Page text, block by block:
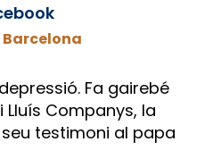
Fa gairebé
Lluís Companys, la
testimoni al papa